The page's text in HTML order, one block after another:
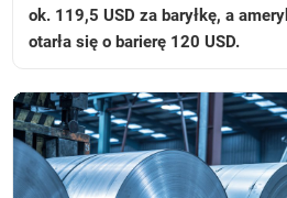
ok. 119,5 USD za baryłkę, a
otarła się o barierę 120 USD.